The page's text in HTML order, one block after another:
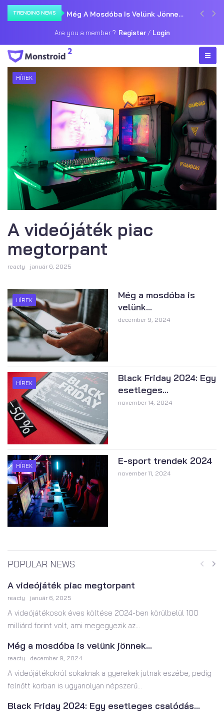
TRENDING NEWS Black Friday 2024: Egy Esetleg
E-Sport Trendek 2024
Are you a member ? Register / Login
HÍREK
A videójáték piac
megtorpant
reacty január 6, 2025
HÍREK
Még a mosdóba is
velünk...
december 9, 2024
HÍREK
Black Friday 2024: Egy
esetleges...
november 14, 2024
HÍREK E-sport trendek 2024
november 11, 2024
POPULAR NEWS
A videójáték piac megtorpant
reacty január 6, 2025
A videójátékosok éves költése 2024-ben körülbelül 100
milliárd forint volt, ami megegyezik az...
Még a mosdóba is velünk jönnek...
reacty december 9, 2024
A videójátékokról sokaknak a gyerekek jutnak eszébe, pedig
felnőtt korban is ugyanolyan népszerű...
Black Friday 2024: Egy esetleges csalódás...